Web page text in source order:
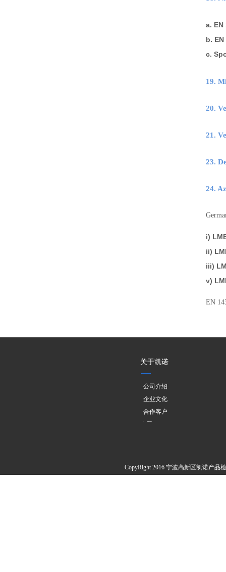
a.
b.
c.
19.
20.
21.
23.
24.
i)
ii)
iii)
v)
EN
公司介绍
企业文化
合作客户
CopyRight 2016 宁波高新区凯诺产
关于凯诺